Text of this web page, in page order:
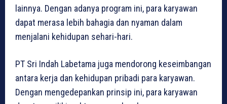
lainnya. Dengan adanya program ini, para karyawan
dapat merasa lebih bahagia dan nyaman dalam
menjalani kehidupan sehari-hari.
PT Sri Indah Labetama juga mendorong keseimbangan
antara kerja dan kehidupan pribadi para karyawan.
Dengan mengedepankan prinsip ini, para karyawan